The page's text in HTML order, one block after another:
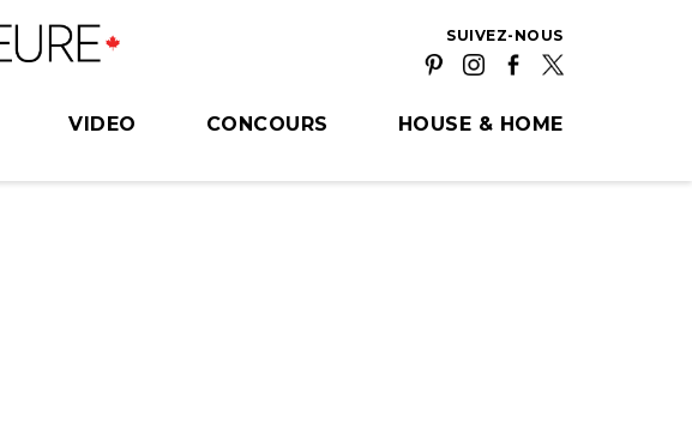
SUIVEZ-NOUS
VIDEO CONCOURS HOUSE & HOME